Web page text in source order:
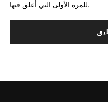
للمرة الأولى التي أعلق فيها.